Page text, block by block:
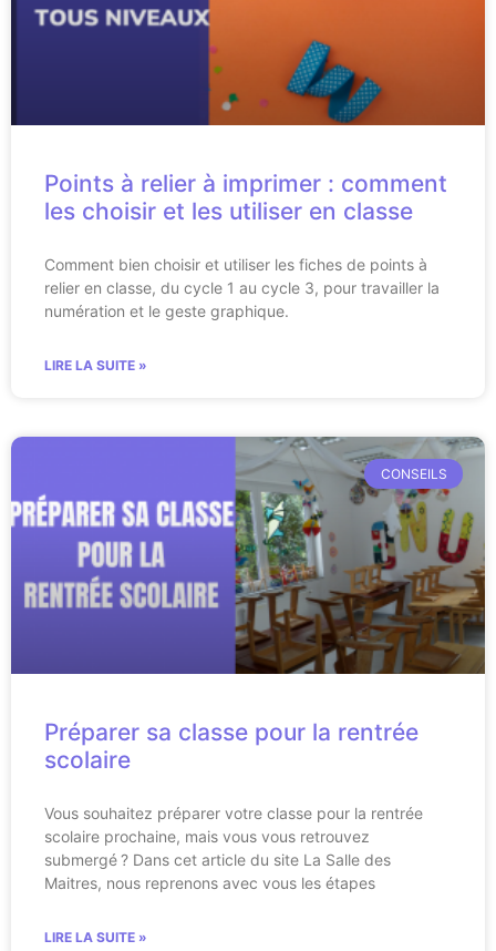
Points à relier à imprimer : comment
les choisir et les utiliser en classe
Comment bien choisir et utiliser les fiches de points à
relier en classe, du cycle 1 au cycle 3, pour travailler la
numération et le geste graphique.
LIRE LA SUITE »
CONSEILS
Préparer sa classe pour la rentrée
scolaire
Vous souhaitez préparer votre classe pour la rentrée
scolaire prochaine, mais vous vous retrouvez
submergé ? Dans cet article du site La Salle des
Maitres, nous reprenons avec vous les étapes
LIRE LA SUITE »